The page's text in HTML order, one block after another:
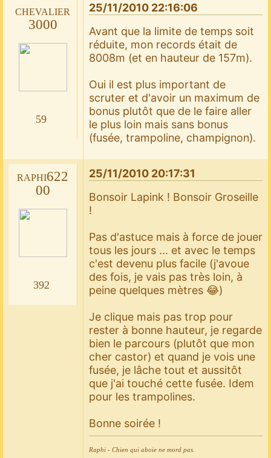
chevalier
3000
59
25/11/2010 22:16:06
Avant que la limite de temps soit
réduite, mon records était de
8008m (et en hauteur de 157m).
Oui il est plus important de
scruter et d'avoir un maximum de
bonus plutôt que de le faire aller
le plus loin mais sans bonus
(fusée, trampoline, champignon).
raphi622
00
392
25/11/2010 20:17:31
Bonsoir Lapink ! Bonsoir Groseille
!
Pas d'astuce mais à force de jouer
tous les jours ... et avec le temps
c'est devenu plus facile (j'avoue
des fois, je vais pas très loin, à
peine quelques mètres 😂)
Je clique mais pas trop pour
rester à bonne hauteur, je regarde
bien le parcours (plutôt que mon
cher castor) et quand je vois une
fusée, je lâche tout et aussitôt
que j'ai touché cette fusée. Idem
pour les trampolines.
Bonne soirée !
Raphi - Chien qui aboie ne mord pas.